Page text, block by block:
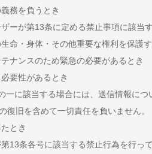
務を負うとき
ーが第13条に定める禁止事項に該当
命・身体・その他重要な権利を保護
ナンスのため緊急の必要があるとき
要性があるとき
一に該当する場合には、送信情報に
復旧を含めて一切責任を負いません。
とき
13条各号に該当する禁止行為を行っ